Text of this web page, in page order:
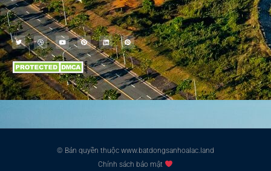
© Bản quyền thuộc www.batdongsanhoalac.land
Chính sách bảo mật